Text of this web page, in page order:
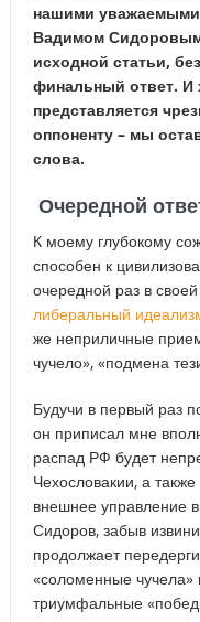
нашими уважаемыми
Вадимом
исходной статьи,
финальный ответ. И
представляется
оппоненту – мы
слова.
Очередной
К моему глубокому
способен к
очередной раз в своей
либеральный
же неприличные
чучело», «подмена
Будучи в первый раз
он приписал мне
распад РФ будет
Чехословакии, а
внешнее управление
Сидоров, забыв
продолжает
«соломенные
триумфальные